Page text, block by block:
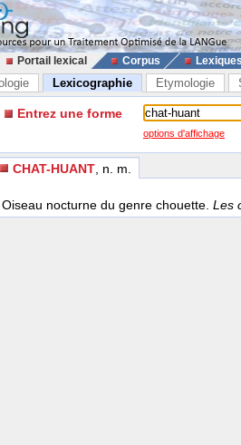
Portail lexical Corpus
Lexicographie Etymologie
Entrez une forme
options d'affichage
CHAT-HUANT , n. m.
Oiseau nocturne du genre chouette. Les